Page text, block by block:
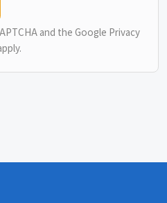
and the Google Privacy